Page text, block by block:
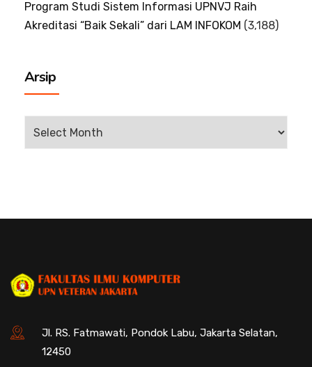
Program Studi Sistem Informasi UPNVJ Raih
Akreditasi “Baik Sekali” dari LAM INFOKOM (3,188)
Arsip
Arsip
Jl. RS. Fatmawati, Pondok Labu, Jakarta Selatan,
12450